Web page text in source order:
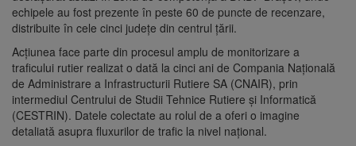
echipele au fost prezente în peste 60 de puncte de recenzare,
distribuite în cele cinci județe din centrul țării.
Acțiunea face parte din procesul amplu de monitorizare a
traficului rutier realizat o dată la cinci ani de Compania Națională
de Administrare a Infrastructurii Rutiere SA (CNAIR), prin
intermediul Centrului de Studii Tehnice Rutiere și Informatică
(CESTRIN). Datele colectate au rolul de a oferi o imagine
detaliată asupra fluxurilor de trafic la nivel național.